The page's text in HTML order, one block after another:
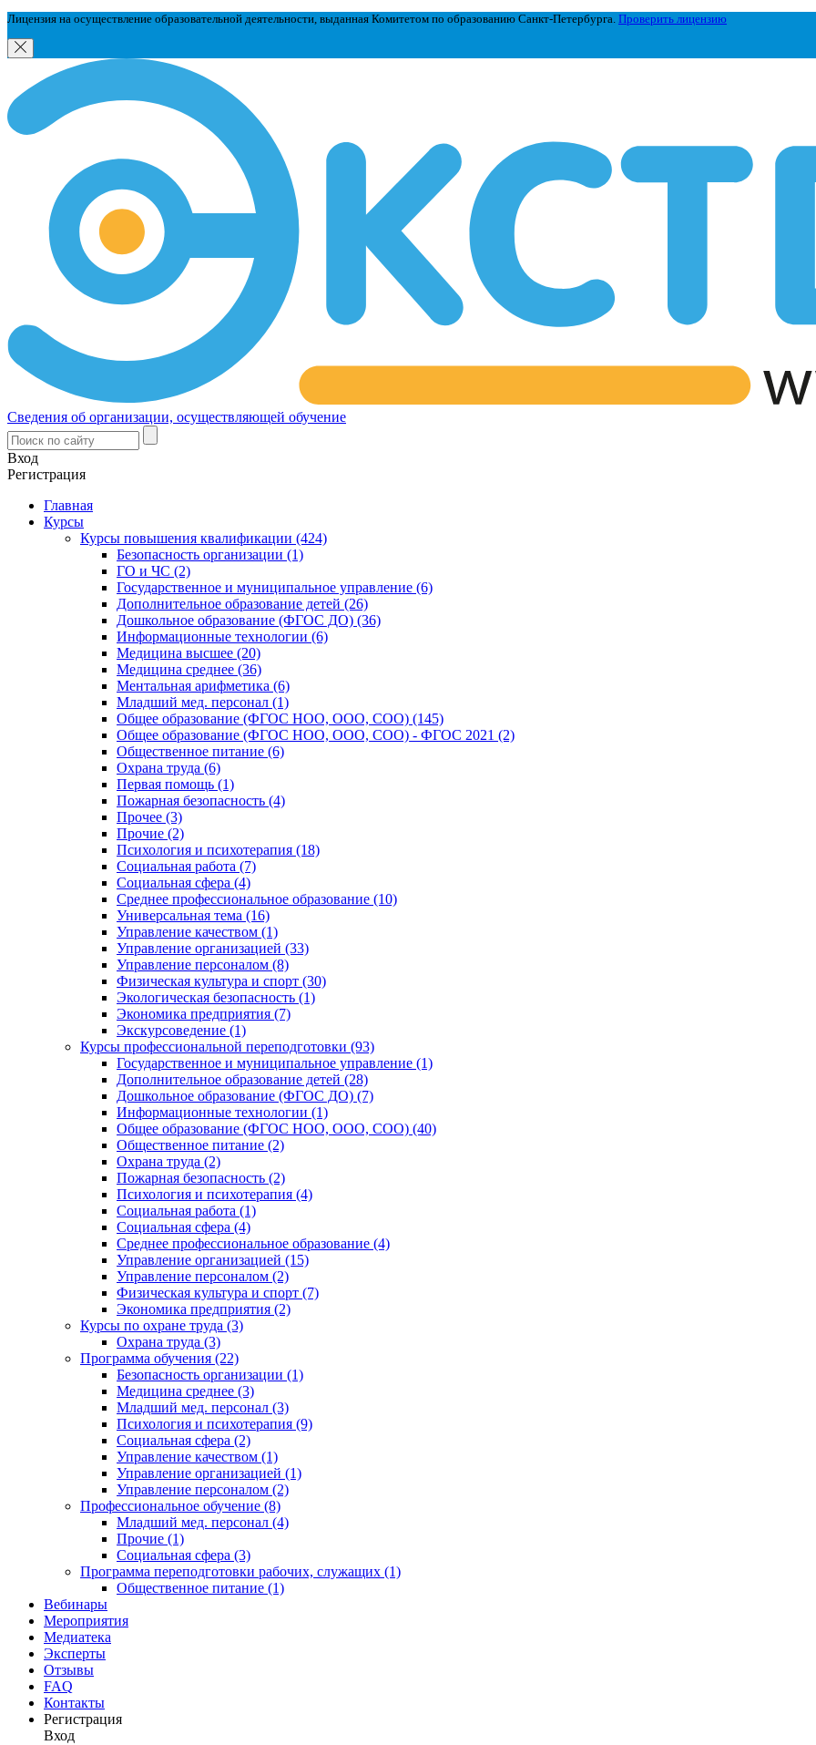
Лицензия на осуществление образовательной деятельности, выданная Комитетом по образованию Санкт-Петербурга. Проверить лицензию
Сведения об организации, осуществляющей обучение
Вход
Регистрация
Главная
Курсы
Курсы повышения квалификации (424)
Безопасность организации (1)
ГО и ЧС (2)
Государственное и муниципальное управление (6)
Дополнительное образование детей (26)
Дошкольное образование (ФГОС ДО) (36)
Информационные технологии (6)
Медицина высшее (20)
Медицина среднее (36)
Ментальная арифметика (6)
Младший мед. персонал (1)
Общее образование (ФГОС НОО, ООО, СОО) (145)
Общее образование (ФГОС НОО, ООО, СОО) - ФГОС 2021 (2)
Общественное питание (6)
Охрана труда (6)
Первая помощь (1)
Пожарная безопасность (4)
Прочее (3)
Прочие (2)
Психология и психотерапия (18)
Социальная работа (7)
Социальная сфера (4)
Среднее профессиональное образование (10)
Универсальная тема (16)
Управление качеством (1)
Управление организацией (33)
Управление персоналом (8)
Физическая культура и спорт (30)
Экологическая безопасность (1)
Экономика предприятия (7)
Экскурсоведение (1)
Курсы профессиональной переподготовки (93)
Государственное и муниципальное управление (1)
Дополнительное образование детей (28)
Дошкольное образование (ФГОС ДО) (7)
Информационные технологии (1)
Общее образование (ФГОС НОО, ООО, СОО) (40)
Общественное питание (2)
Охрана труда (2)
Пожарная безопасность (2)
Психология и психотерапия (4)
Социальная работа (1)
Социальная сфера (4)
Среднее профессиональное образование (4)
Управление организацией (15)
Управление персоналом (2)
Физическая культура и спорт (7)
Экономика предприятия (2)
Курсы по охране труда (3)
Охрана труда (3)
Программа обучения (22)
Безопасность организации (1)
Медицина среднее (3)
Младший мед. персонал (3)
Психология и психотерапия (9)
Социальная сфера (2)
Управление качеством (1)
Управление организацией (1)
Управление персоналом (2)
Профессиональное обучение (8)
Младший мед. персонал (4)
Прочие (1)
Социальная сфера (3)
Программа переподготовки рабочих, служащих (1)
Общественное питание (1)
Вебинары
Мероприятия
Медиатека
Эксперты
Отзывы
FAQ
Контакты
Регистрация
Вход